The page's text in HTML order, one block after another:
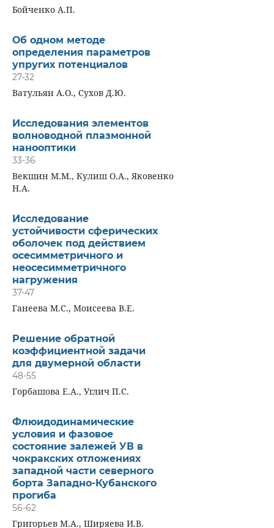
Бойченко А.П.
Об одном методе
определения параметров
упругих потенциалов
27-32
Ватульян А.О., Сухов Д.Ю.
Исследования элементов
волноводной плазмонной
нанооптики
33-36
Векшин М.М., Кулиш О.А., Яковенко
Н.А.
Исследование
устойчивости сферических
оболочек под действием
осесимметричного и
неосесимметричного
нагружения
37-47
Ганеева М.С., Моисеева В.Е.
Решение обратной
коэффициентной задачи
для двумерной области
48-55
Горбашова Е.А., Углич П.С.
Флюидодинамические
условия и фазовое
состояние залежей УВ в
чокракских отложениях
западной части северного
борта Западно-Кубанского
прогиба
56-62
Григорьев М.А., Ширяева И.В.